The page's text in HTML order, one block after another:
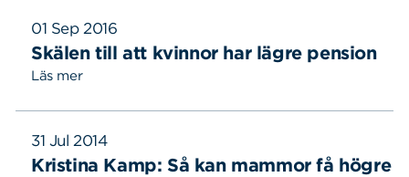
01 Sep 2016
Skälen till att kvinnor har lägre pension
Läs mer
31 Jul 2014
Kristina Kamp: Så kan mammor få högre